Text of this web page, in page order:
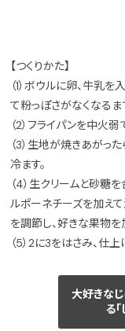
【つくりかた】
（1）ボウルに卵、牛乳
て粉っぽさがなくなるま
（2）フライパンを中火
（3）生地が焼きあがっ
冷ます。
（4）生クリームと砂糖
ルポーネチーズを加え
を調節し、好きな果物を
（5）2に3をはさみ、仕
大好きな
る